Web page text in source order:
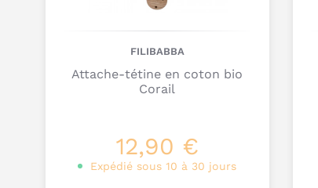
FILIBABBA
Attache-tétine en coton bio
Corail
12,90 €
Expédié sous 10 à 30 jours